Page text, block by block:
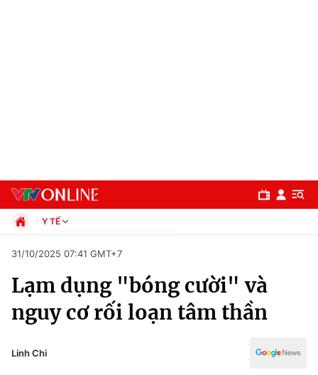
Chuyên mục
Chính trị
Y TẾ
Xã hội
Pháp luật
Kinh tế
Thể thao
31/10/2025 07:41 GMT+7
Lạm dụng "bóng cười" và
nguy cơ rối loạn tâm thần
Linh Chi